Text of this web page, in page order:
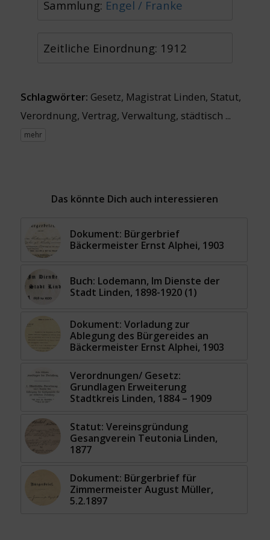
Sammlung: Engel / Franke
Zeitliche Einordnung: 1912
Schlagwörter: Gesetz, Magistrat Linden, Statut,
Verordnung, Vertrag, Verwaltung, städtisch ...
mehr
Das könnte Dich auch interessieren
Dokument: Bürgerbrief
Bäckermeister Ernst Alphei, 1903
Buch: Lodemann, Im Dienste der
Stadt Linden, 1898-1920 (1)
Dokument: Vorladung zur
Ablegung des Bürgereides an
Bäckermeister Ernst Alphei, 1903
Verordnungen/ Gesetz:
Grundlagen Erweiterung
Stadtkreis Linden, 1884 – 1909
Statut: Vereinsgründung
Gesangverein Teutonia Linden,
1877
Dokument: Bürgerbrief für
Zimmermeister August Müller,
5.2.1897